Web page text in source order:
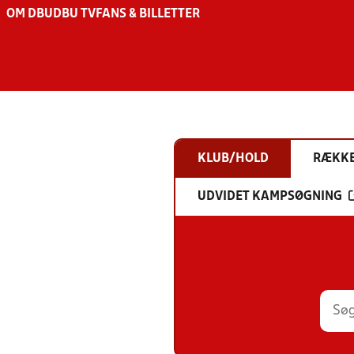
OM DBU DBU TV FANS & BILLETTER
KLUB/HOLD
UDVIDET KAMPSØGNING